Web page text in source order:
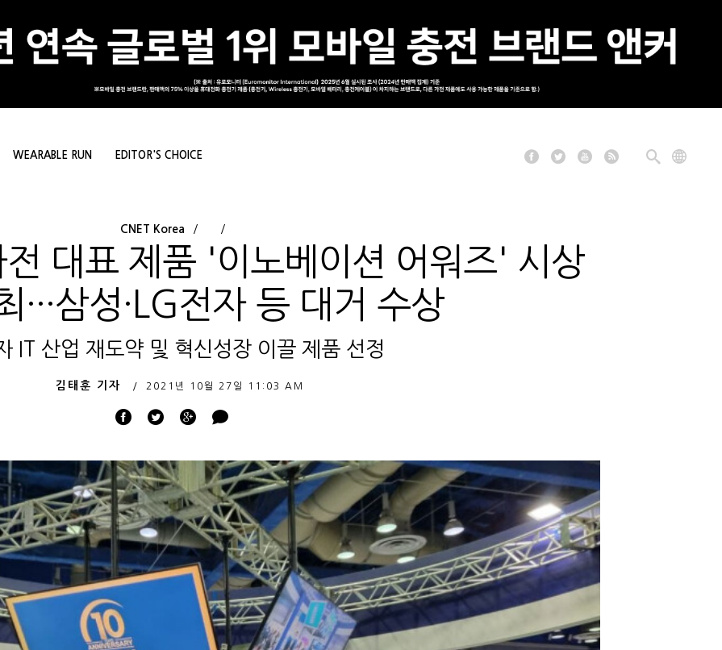
WEARABLE RUN EDITOR'S CHOICE
CNET Korea
대표 제품 '이노베이션 어워즈' 시상
···삼성·LG전자 등 대거 수상
IT 산업 재도약 및 혁신성장 이끌 제품 선정
김태훈 기자 2021년 10월 27일 11:03 AM